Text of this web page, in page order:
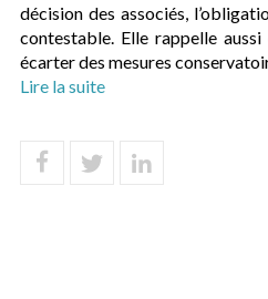
décision des associés,
contestable. Elle rappelle aussi
écarter des mesures
Lire la suite